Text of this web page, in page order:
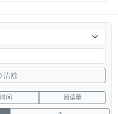
清除
时间 阅读量